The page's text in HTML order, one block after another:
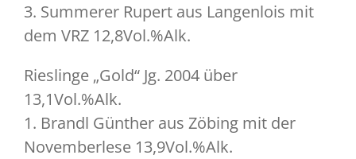
3. Summerer Rupert aus Langenlois mit
dem VRZ 12,8Vol.%Alk.
Rieslinge „Gold“ Jg. 2004 über
13,1Vol.%Alk.
1. Brandl Günther aus Zöbing mit der
Novemberlese 13,9Vol.%Alk.